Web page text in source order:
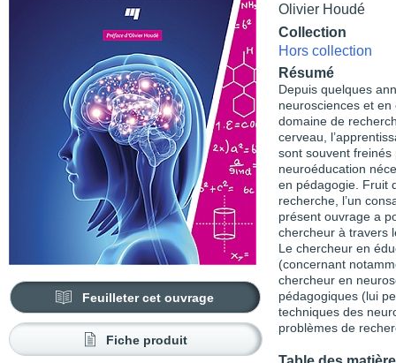
Feuilleter cet ouvrage
Fiche produit
Olivier Houdé
Collection
Hors collection
Résumé
Depuis quelques
neuro­sciences et en
domaine de
cerveau,
sont souvent freinés
neuroéducation
en pédagogie. Fruit
recherche, l’un
présent ouvrage a
chercheur à travers
Le chercheur en
(concernant
chercheur en
pédagogiques (lui
techniques des
problèmes de